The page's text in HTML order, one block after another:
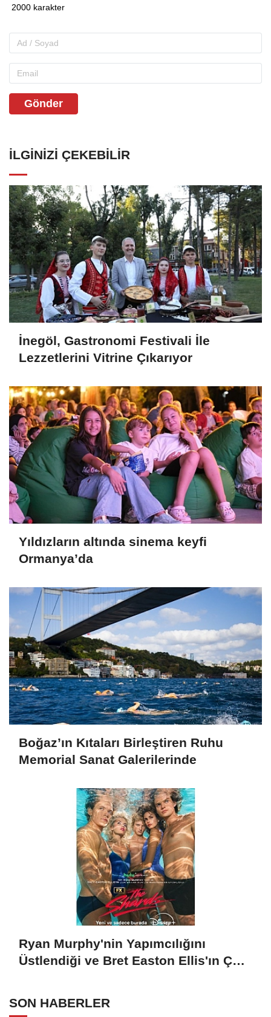
Gönder
İLGINIZI ÇEKEBILIR
İnegöl, Gastronomi Festivali İle
Lezzetlerini Vitrine Çıkarıyor
Yıldızların altında sinema keyfi
Ormanya’da
Boğaz’ın Kıtaları Birleştiren Ruhu
Memorial Sanat Galerilerinde
Ryan Murphy'nin Yapımcılığını
Üstlendiği ve Bret Easton Ellis'ın Çok
Sadece Disney+'ta Yayında!
SON HABERLER